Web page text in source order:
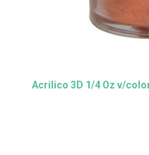
Acrilico 3D 1/4 Oz v/